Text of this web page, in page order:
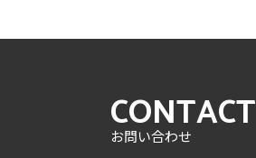
CONTACT
お問い合わせ